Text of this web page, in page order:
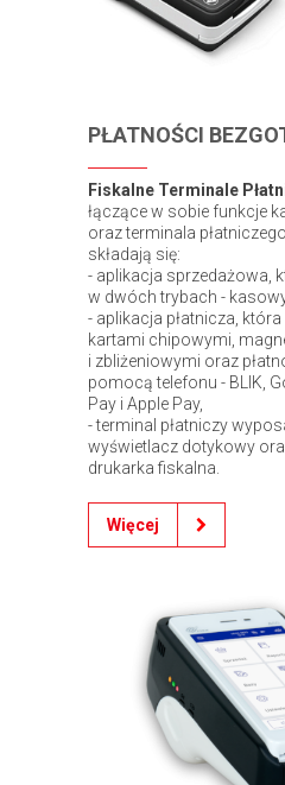
PŁATNOŚCI
Fiskalne Terminale
łączące w sobie funkcje
oraz terminala
składają się:
- aplikacja sprzedażowa,
w dwóch trybach -
- aplikacja płatnicza,
kartami chipowymi,
i zbliżeniowymi oraz
pomocą telefonu - BLIK,
Pay i Apple Pay,
- terminal płatniczy
wyświetlacz dotykowy
drukarka fiskalna.
Więcej